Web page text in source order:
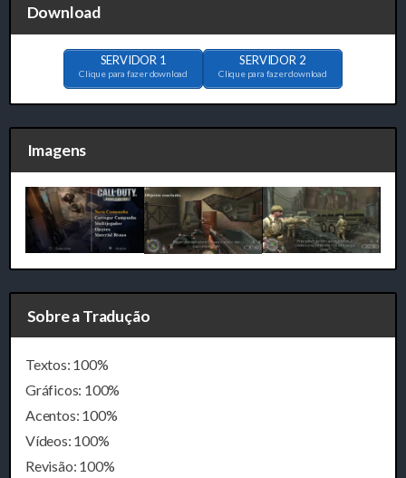
Download
SERVIDOR 1
Clique para fazer download
SERVIDOR 2
Clique para fazer download
Imagens
Sobre a Tradução
Textos: 100%
Gráficos: 100%
Acentos: 100%
Vídeos: 100%
Revisão: 100%